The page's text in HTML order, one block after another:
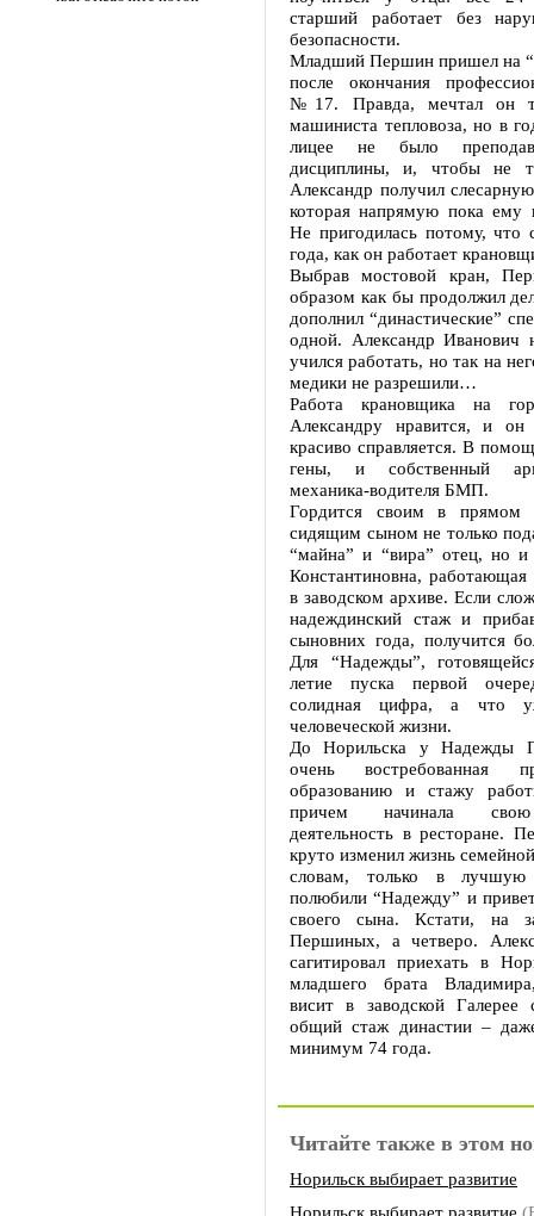
старший работает без
безопасности.
Младший Першин пришел на
после окончания
№17. Правда, мечтал он
машиниста тепловоза, но в
лицее не было
дисциплины, и, чтобы не
Александр получил
которая напрямую пока ему
Не пригодилась потому, что
года, как он работает
Выбрав мостовой кран,
образом как бы продолжил
дополнил “династические”
одной. Александр Иванович
учился работать, но так на
медики не разрешили…
Работа крановщика на
Александру нравится, и
красиво справляется. В
гены, и собственный
механика-водителя БМП.
Гордится своим в прямом
сидящим сыном не только
“майна” и “вира” отец, но
Константиновна, работающая
в заводском архиве. Если
надеждинский стаж и
сыновних года, получится
Для “Надежды”,
летие пуска первой
солидная цифра, а что
человеческой жизни.
До Норильска у Надежды
очень востребованная
образованию и стажу
причем начинала
деятельность в ресторане.
круто изменил жизнь
словам, только в
полюбили “Надежду” и
своего сына. Кстати, на
Першиных, а четверо.
сагитировал приехать в
младшего брата
висит в заводской
общий стаж династии –
минимум 74 года.
Читайте также в этом
Норильск выбирает развитие
Норильск выбирает развитие